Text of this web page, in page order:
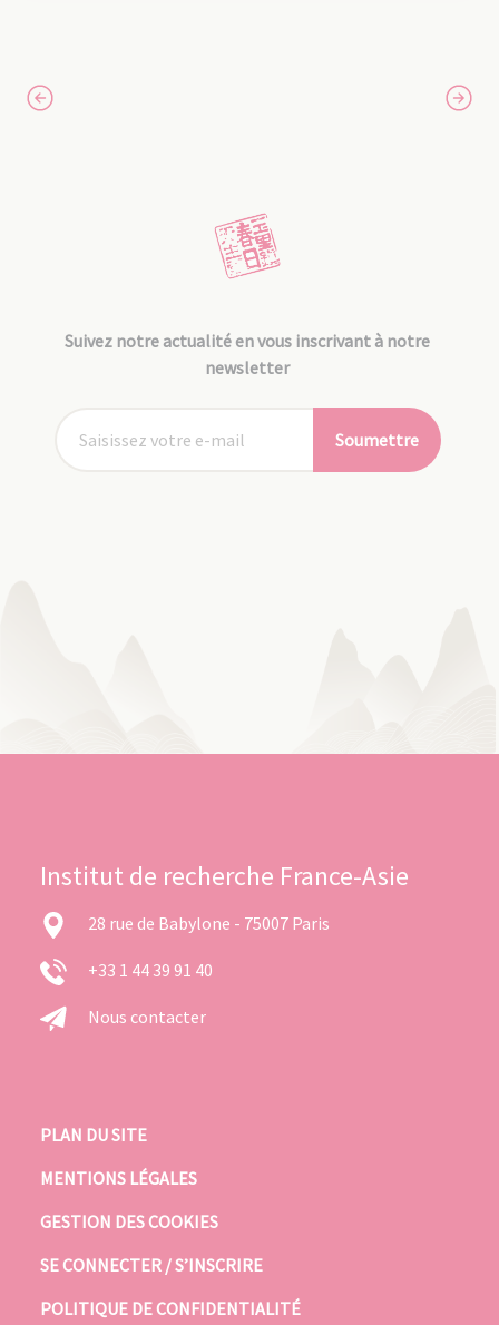
Suivez notre actualité en vous inscrivant à notre
newsletter
Soumettre
Institut de recherche France-Asie
28 rue de Babylone - 75007 Paris
+33 1 44 39 91 40
Nous contacter
PLAN DU SITE
MENTIONS LÉGALES
GESTION DES COOKIES
SE CONNECTER / S’INSCRIRE
POLITIQUE DE CONFIDENTIALITÉ